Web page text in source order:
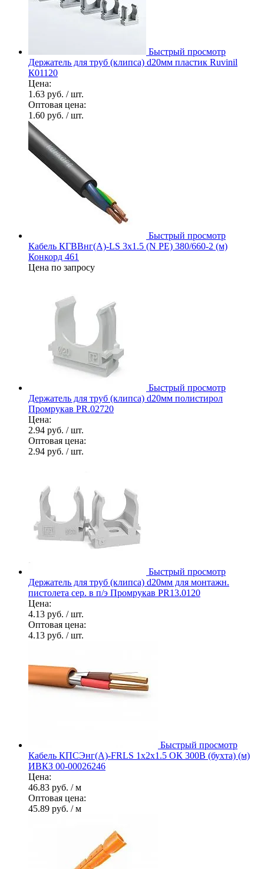
Быстрый просмотр
Держатель для труб (клипса) d20мм пластик Ruvinil
К01120
Цена:
1.63 руб. / шт.
Оптовая цена:
1.60 руб. / шт.
Быстрый просмотр
Кабель КГВВнг(А)-LS 3х1.5 (N PE) 380/660-2 (м)
Конкорд 461
Цена по запросу
Быстрый просмотр
Держатель для труб (клипса) d20мм полистирол
Промрукав PR.02720
Цена:
2.94 руб. / шт.
Оптовая цена:
2.94 руб. / шт.
Быстрый просмотр
Держатель для труб (клипса) d20мм для монтажн.
пистолета сер. в п/э Промрукав PR13.0120
Цена:
4.13 руб. / шт.
Оптовая цена:
4.13 руб. / шт.
Быстрый просмотр
Кабель КПСЭнг(А)-FRLS 1х2х1.5 ОК 300В (бухта) (м)
ИВКЗ 00-00026246
Цена:
46.83 руб. / м
Оптовая цена:
45.89 руб. / м